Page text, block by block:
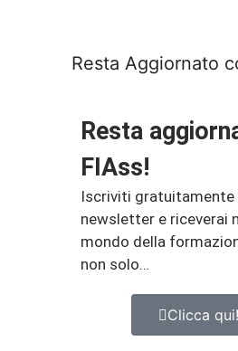
Resta Aggiornato
Resta
FIAss!
Iscriviti gratuitamente
newsletter e riceverai
mondo della
non solo…
Clicca qui!